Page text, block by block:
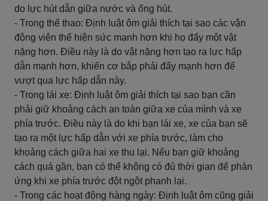
do lực hút dẫn giữa nước và ống hút.
- Trong thể thao: Định luật ôm giải thích tại sao các vận
động viên thể hiện sức mạnh hơn khi họ đẩy một vật
nặng hơn. Điều này là do vật nặng hơn tạo ra lực hấp
dẫn mạnh hơn, khiến cơ bắp phải đẩy mạnh hơn để
vượt qua lực hấp dẫn này.
- Trong lái xe: Định luật ôm giải thích tại sao bạn cần
phải giữ khoảng cách an toàn giữa xe của mình và xe
phía trước. Điều này là do khi bạn lái xe, xe của bạn sẽ
tạo ra một lực hấp dẫn với xe phía trước, làm cho
khoảng cách giữa hai xe thu lại. Nếu bạn giữ khoảng
cách quá gần, bạn có thể không có đủ thời gian để phản
ứng khi xe phía trước đột ngột phanh lại.
- Trong các hoạt động hàng ngày: Định luật ôm cũng giải